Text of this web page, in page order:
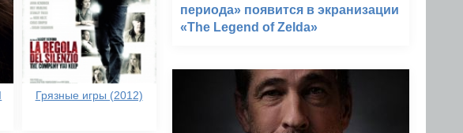
Грязные игры (2012)
периода» появится в экранизации
«The Legend of Zelda»